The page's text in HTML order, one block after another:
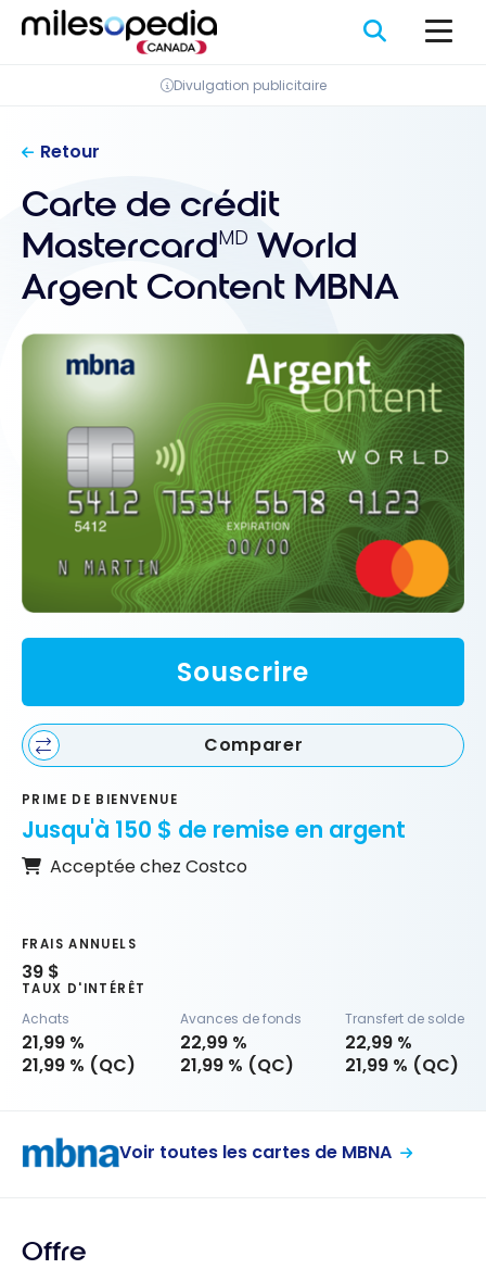
Panneau de gestion des cookies
Passer
Divulgation publicitaire
Retour
Carte de crédit
MastercardMD World
Argent Content MBNA
Souscrire
Comparer
PRIME DE BIENVENUE
Jusqu'à 150 $ de remise en argent
Acceptée chez Costco
FRAIS ANNUELS
39 $
TAUX D'INTÉRÊT
Achats
21,99 %
21,99 % (QC)
Avances de fonds
22,99 %
21,99 % (QC)
Transfert de solde
22,99 %
21,99 % (QC)
Voir toutes les cartes de MBNA
Offre